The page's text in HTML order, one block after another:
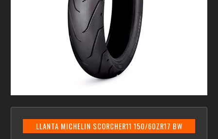
LLANTA MICHELIN SCORCHER11 150/60ZR17 BW